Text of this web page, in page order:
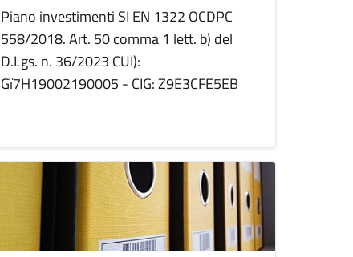
Piano investimenti SI EN 1322 OCDPC
558/2018. Art. 50 comma 1 lett. b) del
D.Lgs. n. 36/2023 CUI):
Gï7H19002190005 - CIG: Z9E3CFE5EB